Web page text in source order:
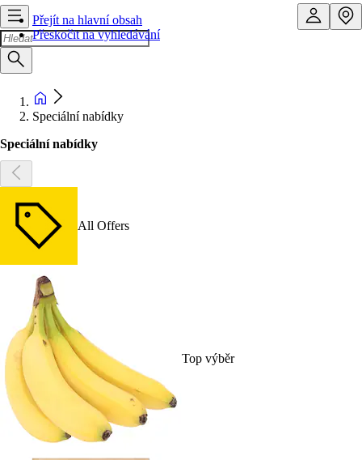
Přejít na hlavní obsah
Přeskočit na vyhledávání
Speciální nabídky
Speciální nabídky
All Offers
Top výběr